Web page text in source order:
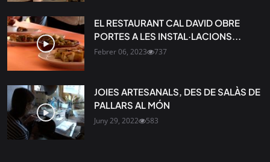
EL RESTAURANT CAL DAVID OBRE
PORTES A LES INSTAL·LACIONS...
Febrer 06, 2023 737
JOIES ARTESANALS, DES DE SALÀS DE
PALLARS AL MÓN
Juny 29, 2022 583